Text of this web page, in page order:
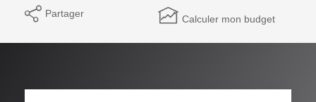
Partager Calculer mon budget